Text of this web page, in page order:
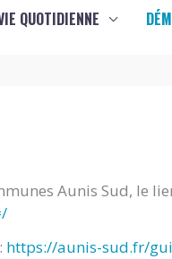
QUOTIDIENNE
Aunis Sud, le
https://aunis-sud.fr/